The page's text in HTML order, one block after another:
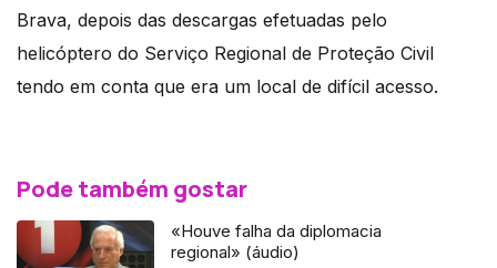
Brava, depois das descargas efetuadas pelo
helicóptero do Serviço Regional de Proteção Civil
tendo em conta que era um local de difícil acesso.
Pode também gostar
«Houve falha da diplomacia
regional» (áudio)